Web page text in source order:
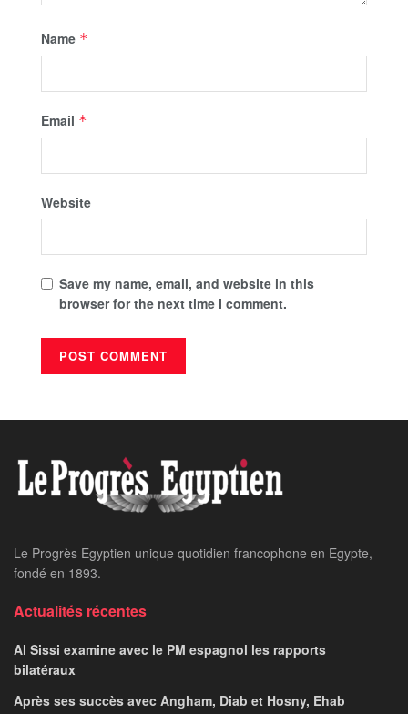
Name *
Email *
Website
Save my name, email, and website in this
browser for the next time I comment.
Le Progrès Egyptien unique quotidien francophone en Egypte,
fondé en 1893.
Actualités récentes
Al Sissi examine avec le PM espagnol les rapports
bilatéraux
Après ses succès avec Angham, Diab et Hosny, Ehab